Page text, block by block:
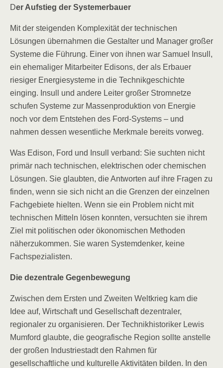
Der Aufstieg der Systemerbauer
Mit der steigenden Komplexität der technischen
Lösungen übernahmen die Gestalter und Manager großer
Systeme die Führung. Einer von ihnen war Samuel Insull,
ein ehemaliger Mitarbeiter Edisons, der als Erbauer
riesiger Energiesysteme in die Technikgeschichte
einging. Insull und andere Leiter großer Stromnetze
schufen Systeme zur Massenproduktion von Energie
noch vor dem Entstehen des Ford-Systems – und
nahmen dessen wesentliche Merkmale bereits vorweg.
Was Edison, Ford und Insull verband: Sie suchten nicht
primär nach technischen, elektrischen oder chemischen
Lösungen. Sie glaubten, die Antworten auf ihre Fragen zu
finden, wenn sie sich nicht an die Grenzen der einzelnen
Fachgebiete hielten. Wenn sie ein Problem nicht mit
technischen Mitteln lösen konnten, versuchten sie ihrem
Ziel mit politischen oder ökonomischen Methoden
näherzukommen. Sie waren Systemdenker, keine
Fachspezialisten.
Die dezentrale Gegenbewegung
Zwischen dem Ersten und Zweiten Weltkrieg kam die
Idee auf, Wirtschaft und Gesellschaft dezentraler,
regionaler zu organisieren. Der Technikhistoriker Lewis
Mumford glaubte, die geografische Region sollte anstelle
der großen Industriestadt den Rahmen für
gesellschaftliche und kulturelle Aktivitäten bilden. In den